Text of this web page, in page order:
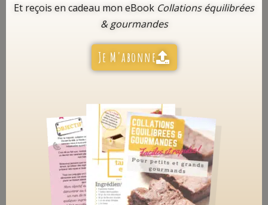
Et reçois en cadeau mon eBook Collations équilibrées
& gourmandes
Je M'abonne